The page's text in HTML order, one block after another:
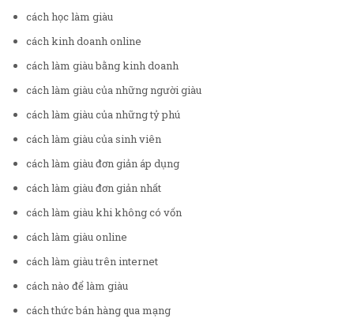
cách học làm giàu
cách kinh doanh online
cách làm giàu bằng kinh doanh
cách làm giàu của những người giàu
cách làm giàu của những tỷ phú
cách làm giàu của sinh viên
cách làm giàu đơn giản áp dụng
cách làm giàu đơn giản nhất
cách làm giàu khi không có vốn
cách làm giàu online
cách làm giàu trên internet
cách nào để làm giàu
cách thức bán hàng qua mạng